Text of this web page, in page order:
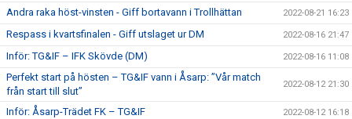
Andra raka höst-vinsten - Giff bortavann i Trollhättan 2022-08-21 16:23
Respass i kvartsfinalen - Giff utslaget ur DM 2022-08-16 21:47
Inför: TG&IF – IFK Skövde (DM) 2022-08-16 11:08
Perfekt start på hösten – TG&IF vann i Åsarp: ”Vår match
från start till slut”
2022-08-12 21:30
Inför: Åsarp-Trädet FK – TG&IF 2022-08-12 16:18